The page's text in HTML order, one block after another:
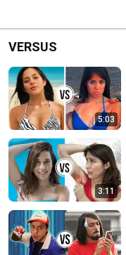
VERSUS
5:03
3:11